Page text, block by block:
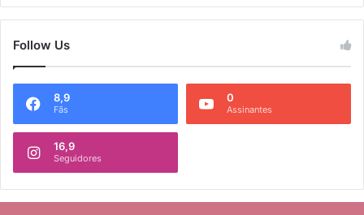
Follow Us
8,9
Fãs
0
Assinantes
16,9
Seguidores